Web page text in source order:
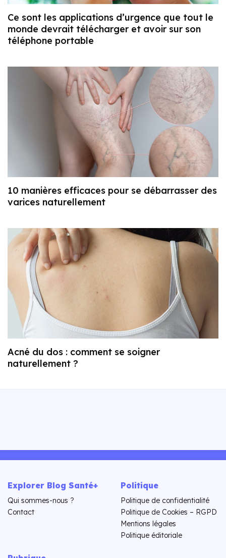
Ce sont les applications d’urgence que tout le
monde devrait télécharger et avoir sur son
téléphone portable
10 manières efficaces pour se débarrasser des
varices naturellement
Acné du dos : comment se soigner
naturellement ?
Explorer Blog Santé+
Qui sommes-nous ?
Contact
Politique
Politique de confidentialité
Politique de Cookies – RGPD
Mentions légales
Politique éditoriale